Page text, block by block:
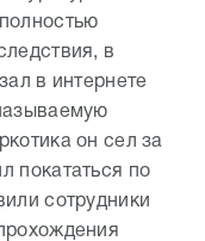
в
в интернете
он сел за
покататься по
сотрудники